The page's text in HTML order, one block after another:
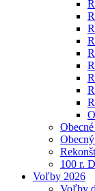
100 r.
Voľby 2026
Voľby